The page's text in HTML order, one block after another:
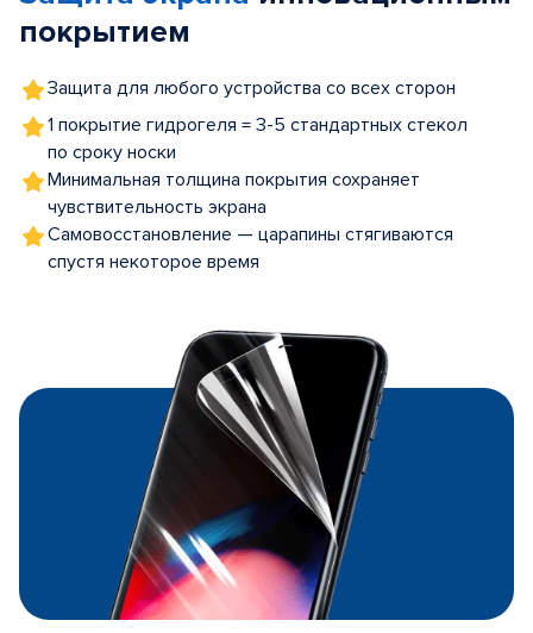
покрытием
Защита для любого устройства со всех сторон
1 покрытие гидрогеля = 3-5 стандартных стекол
по сроку носки
Минимальная толщина покрытия сохраняет
чувствительность экрана
Самовосстановление — царапины стягиваются
спустя некоторое время